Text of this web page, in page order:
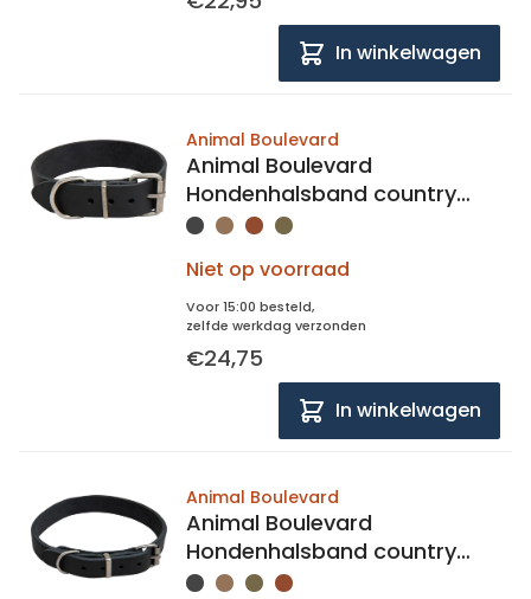
In winkelwagen
Animal Boulevard
Animal Boulevard
Hondenhalsband country
leer 25mm breed, 48-60cm
Niet op voorraad
Voor 15:00 besteld,
zelfde werkdag verzonden
€24,75
In winkelwagen
Animal Boulevard
Animal Boulevard
Hondenhalsband country
leer 22mm breed, 40-51cm